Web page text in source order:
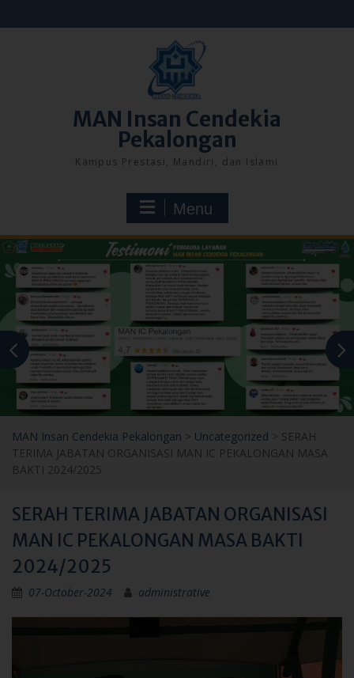
to
MAN Insan Cendekia
Pekalongan
Kampus Prestasi, Mandiri, dan Islami
Menu
MAN Insan Cendekia Pekalongan > Uncategorized > SERAH
TERIMA JABATAN ORGANISASI MAN IC PEKALONGAN MASA
BAKTI 2024/2025
SERAH TERIMA JABATAN ORGANISASI
MAN IC PEKALONGAN MASA BAKTI
2024/2025
07-October-2024 administrative